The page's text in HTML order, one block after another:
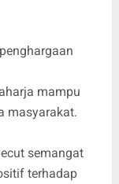
mampu
masyarakat.
semangat
terhadap